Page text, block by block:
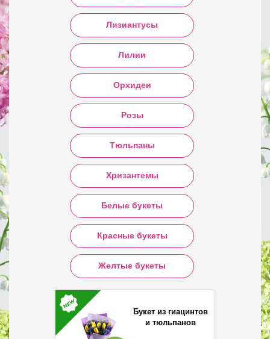
Лизиантусы
Лилии
Орхидеи
Розы
Тюльпаны
Хризантемы
Белые букеты
Красные букеты
Желтые букеты
Букет из гиацинтов
и тюльпанов